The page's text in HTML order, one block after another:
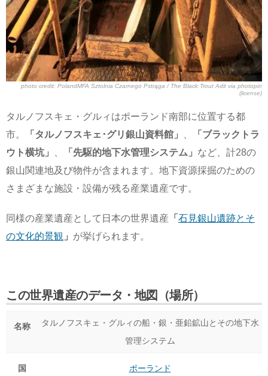
photo credit: PolandMFA Sztolnia Czarnego Pstrąga / The Black Trout Adit via photopin
(license)
タルノフスキェ・グルィはポーランド南部に位置する都
市。
「タルノフスキェ･グリ銀山資料館」
「ブラックトラ
ウト横坑」
「先駆的地下水管理システム」 など、計28の
銀山関連地及び物件が含まれます。地下資源採掘のための
さまざまな施設・設備が残る産業遺産です。
同様の産業遺産として日本の世界遺産 「 石見銀山遺跡とそ
の文化的景観 」 が挙げられます。
この世界遺産のデータ・地図（場所）
名称
タルノフスキェ・グルィの船・銀・亜鉛鉱山とその地下水
管理システム
国 ポーランド